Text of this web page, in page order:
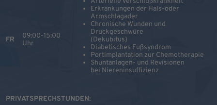
FR
09:00-15:00
Uhr
Erkrankungen der Hals-oder
Armschlagader
Chronische Wunden und
Druckgeschwüre
(Dekubitus)
Diabetisches Fußsyndrom
Portimplantation zur Chemotherapie
Shuntanlagen- und Revisionen
bei Niereninsuffizienz
PRIVATSPRECHSTUNDEN: